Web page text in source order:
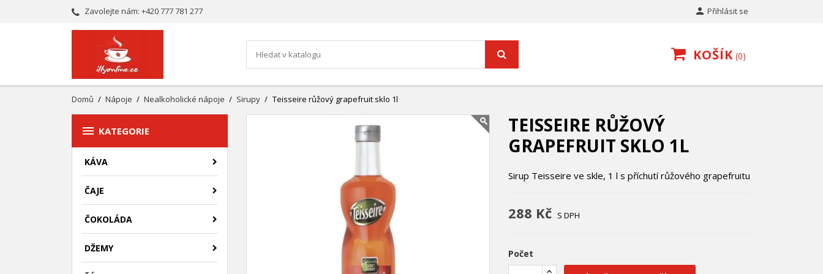
Zavolejte nám: +420 777 781 277  Přihlásit se
KOŠÍK 0
Domů Nápoje Nealkoholické nápoje Sirupy Teisseire růžový grapefruit sklo 1l
 KATEGORIE
KÁVA
ČAJE
ČOKOLÁDA
DŽEMY
TEISSEIRE RŮŽOVÝ
GRAPEFRUIT SKLO 1L
Sirup Teisseire ve skle, 1 l s příchutí růžového grapefruitu
288 Kč S DPH
Počet